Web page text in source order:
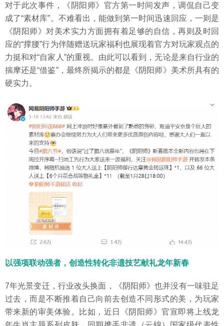
对于此次事件，《阴阳师》官方第一时间发声，调侃自己变
成了“素材库”。不难看出，能做到第一时间迅速回应，一则是
《阴阳师》对美术实力方面拥有着足够的自信，再则及时回
应的“撑腰”行为伴随赠送玩家福利也展现着官方对玩家观点的
力挺和对“自家人”的重视。由此可以看到，无论是来自行业的
揣摩还是“借鉴”，最终所揭示的都是《阴阳师》美术所具有的
硬实力。
以强项联动强者，创造性转化非遗技艺献礼龙年新春
7年光景变迁，行业改头换面，《阴阳师》也并没有一味驻足
过去，而是不断推着自己向前去创造不同形式的美，为玩家
带来新的审美体验。比如，近日《阴阳师》官宣即将上线龙